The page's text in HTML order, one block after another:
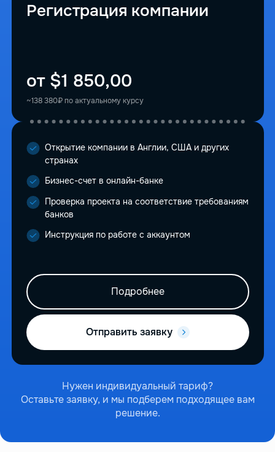
Регистрация компании
от $1 850,00
~138 380₽ по актуальному курсу
Открытие компании в Англии, США и других
странах
Бизнес-счет в онлайн-банке
Проверка проекта на соответствие требованиям
банков
Инструкция по работе с аккаунтом
Подробнее
Отправить заявку
Нужен индивидуальный тариф?
Оставьте заявку, и мы подберем подходящее вам
решение.